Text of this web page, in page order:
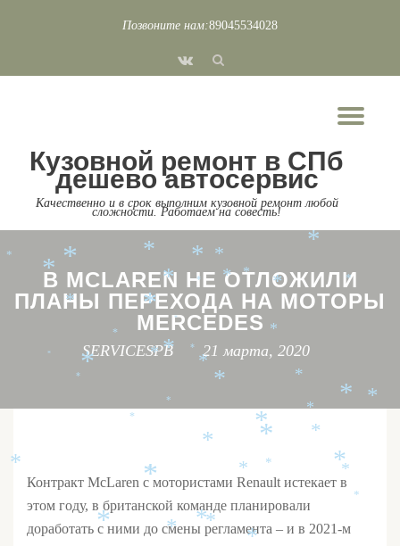
Позвоните нам:89045534028
fa-
Кузовной ремонт в СПб
дешево автосервис
Качественно и в срок выполним кузовной ремонт любой
сложности. Работаем на совесть!
В MCLAREN НЕ ОТЛОЖИЛИ
ПЛАНЫ ПЕРЕХОДА НА МОТОРЫ
MERCEDES
SERVICESPB 21 марта, 2020
Контракт McLaren с мотористами Renault истекает в
этом году, в британской команде планировали
доработать с ними до смены регламента – и в 2021-м
*
*
*
*
*
*
*
*
*
*
*
*
*
*
*
*
*
*
*
*
*
*
*
*
*
*
*
*
*
*
*
*
*
*
*
*
*
*
*
*
*
*
*
*
*
*
*
*
*
*
*
*
*
*
*
*
*
*
*
*
*
*
*